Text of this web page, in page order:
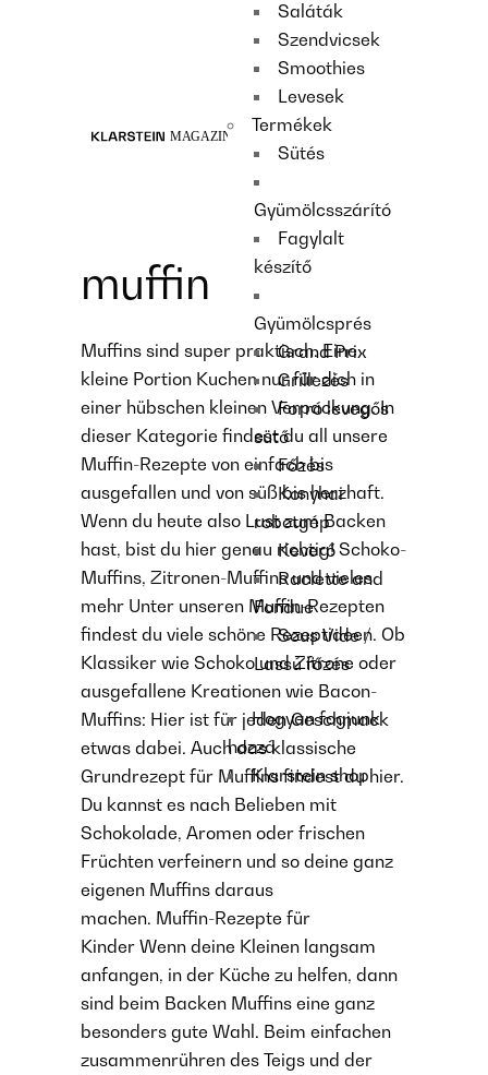
Saláták
Szendvicsek
Smoothies
Levesek
Termékek
Sütés
Gyümölcsszárító
Fagylalt
készítő
Gyümölcsprés
Grand Prix
Grillezés
Forró levegős
sütő
Főzés
Konyhai
robotgép
Keverő
Raclette and
Fondue
Sous Vide /
Lassú főzés
Hogyan fogjunk
hozzá
Klarstein shop
muffin
Muffins sind super praktisch. Eine
kleine Portion Kuchen nur für dich in
einer hübschen kleinen Verpackung. In
dieser Kategorie findest du all unsere
Muffin-Rezepte von einfach bis
ausgefallen und von süß bis herzhaft.
Wenn du heute also Lust zum Backen
hast, bist du hier genau richtig! Schoko-
Muffins, Zitronen-Muffins und vieles
mehr Unter unseren Muffin-Rezepten
findest du viele schöne Rezeptideen. Ob
Klassiker wie Schoko und Zitrone oder
ausgefallene Kreationen wie Bacon-
Muffins: Hier ist für jeden Geschmack
etwas dabei. Auch das klassische
Grundrezept für Muffins findest du hier.
Du kannst es nach Belieben mit
Schokolade, Aromen oder frischen
Früchten verfeinern und so deine ganz
eigenen Muffins daraus
machen. Muffin-Rezepte für
Kinder Wenn deine Kleinen langsam
anfangen, in der Küche zu helfen, dann
sind beim Backen Muffins eine ganz
besonders gute Wahl. Beim einfachen
zusammenrühren des Teigs und der